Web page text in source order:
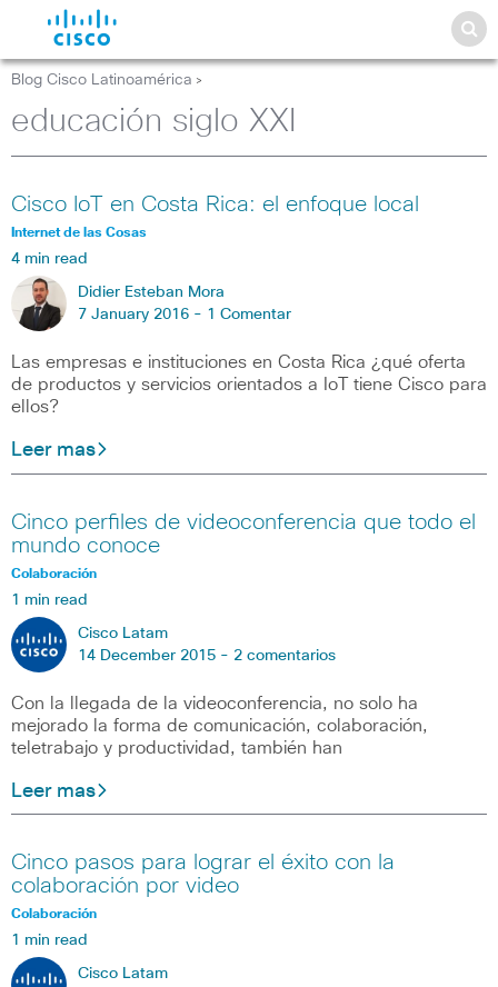
Blog Cisco Latinoamérica >
educación siglo XXI
Cisco IoT en Costa Rica: el enfoque local
Internet de las Cosas
4 min read
Didier Esteban Mora
7 January 2016 - 1 Comentar
Las empresas e instituciones en Costa Rica ¿qué oferta
de productos y servicios orientados a IoT tiene Cisco para
ellos?
Leer mas
Cinco perfiles de videoconferencia que todo el
mundo conoce
Colaboración
1 min read
Cisco Latam
14 December 2015 - 2 comentarios
Con la llegada de la videoconferencia, no solo ha
mejorado la forma de comunicación, colaboración,
teletrabajo y productividad, también han
Leer mas
Cinco pasos para lograr el éxito con la
colaboración por video
Colaboración
1 min read
Cisco Latam